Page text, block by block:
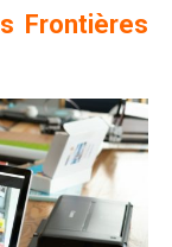
Frontières